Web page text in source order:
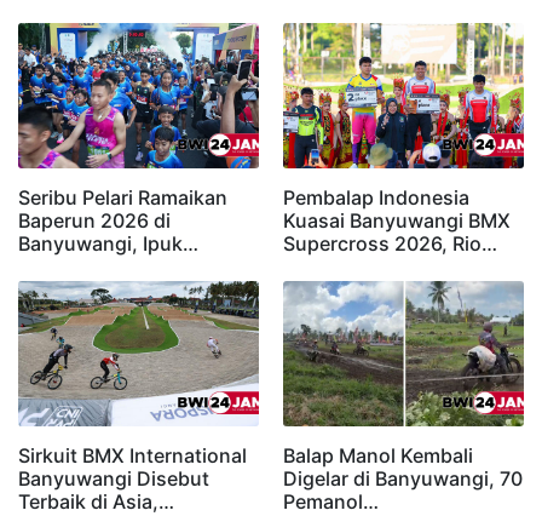
Seribu Pelari Ramaikan
Baperun 2026 di
Banyuwangi, Ipuk…
Pembalap Indonesia
Kuasai Banyuwangi BMX
Supercross 2026, Rio…
Sirkuit BMX International
Banyuwangi Disebut
Terbaik di Asia,…
Balap Manol Kembali
Digelar di Banyuwangi, 70
Pemanol…